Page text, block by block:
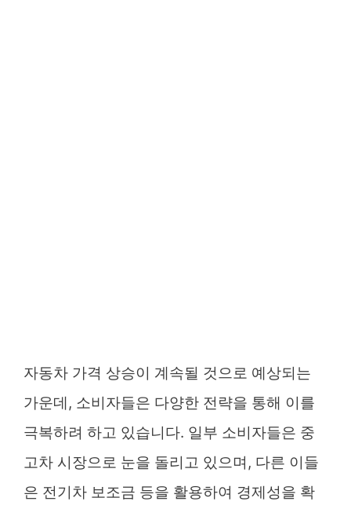
자동차 가격 상승이 계속될 것으로 예상되는
가운데, 소비자들은 다양한 전략을 통해 이를
극복하려 하고 있습니다. 일부 소비자들은 중
고차 시장으로 눈을 돌리고 있으며, 다른 이들
은 전기차 보조금 등을 활용하여 경제성을 확